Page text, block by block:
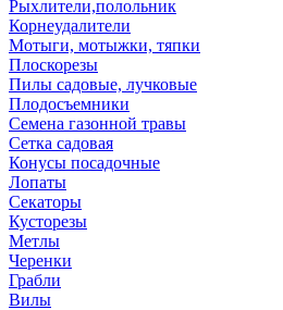
Рыхлители,полольник
Корнеудалители
Мотыги, мотыжки, тяпки
Плоскорезы
Пилы садовые, лучковые
Плодосъемники
Семена газонной травы
Сетка садовая
Конусы посадочные
Лопаты
Секаторы
Кусторезы
Метлы
Черенки
Грабли
Вилы